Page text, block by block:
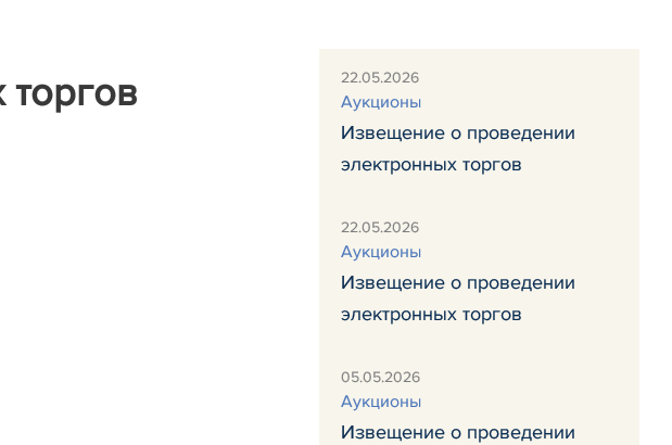
22.05.2026
Аукционы
Извещение о проведении
электронных торгов
22.05.2026
Аукционы
Извещение о проведении
электронных торгов
05.05.2026
Аукционы
Извещение о проведении